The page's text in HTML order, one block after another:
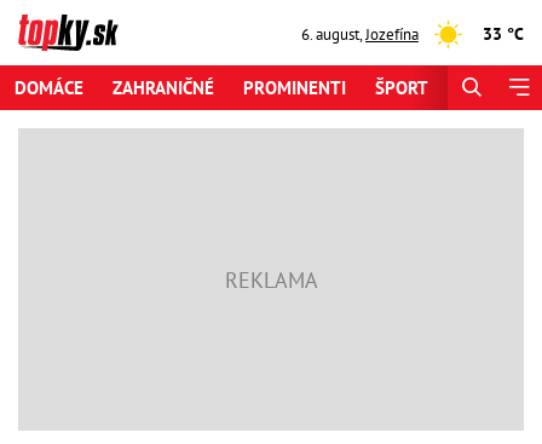
6. august,Jozefína 33 °C
DOMÁCE ZAHRANIČNÉ PROMINENTI ŠPORT